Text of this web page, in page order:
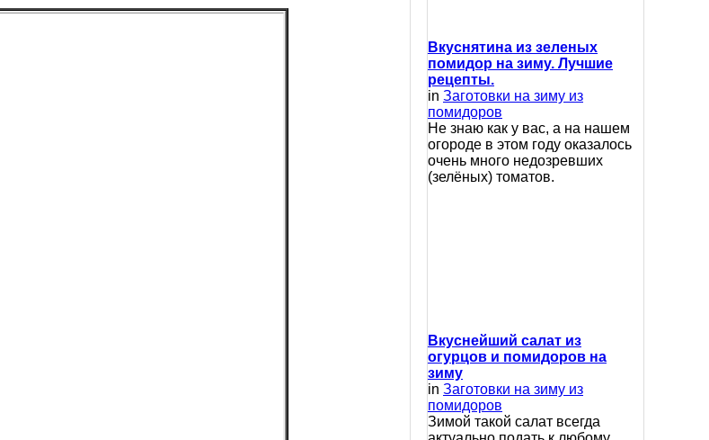
Вкуснятина из зеленых
помидор на зиму. Лучшие
рецепты.
in Заготовки на зиму из
помидоров
Не знаю как у вас, а на нашем
огороде в этом году оказалось
очень много недозревших
(зелёных) томатов.
Вкуснейший салат из
огурцов и помидоров на
зиму
in Заготовки на зиму из
помидоров
Зимой такой салат всегда